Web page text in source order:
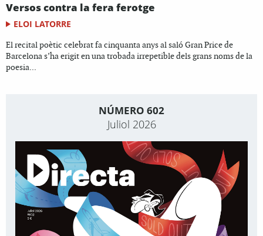
Versos contra la fera ferotge
ELOI LATORRE
El recital poètic celebrat fa cinquanta anys al saló Gran Price de
Barcelona s’ha erigit en una trobada irrepetible dels grans noms de la
poesia...
NÚMERO 602
Juliol 2026